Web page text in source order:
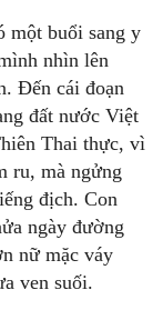
một buổi sang y
nhìn lên
Đến cái đoạn
đất nước Việt
Thai thực, vì
ru, mà ngửng
địch. Con
ngày đường
nữ mặc váy
ven suối.